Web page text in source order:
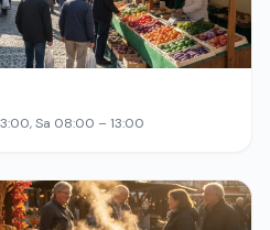
Sa 08:00 – 13:00